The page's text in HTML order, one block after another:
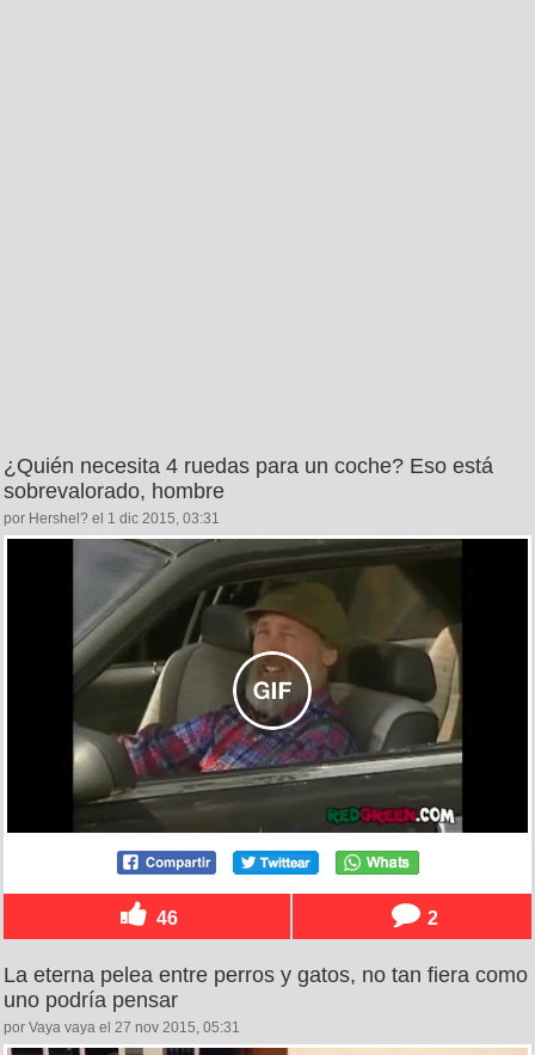
¿Quién necesita 4 ruedas para un coche? Eso está
sobrevalorado, hombre
por Hershel? el 1 dic 2015, 03:31
46 2
La eterna pelea entre perros y gatos, no tan fiera como
uno podría pensar
por Vaya vaya el 27 nov 2015, 05:31